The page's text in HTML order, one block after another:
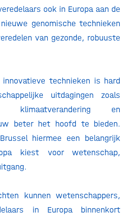
ook in Europa aan de
genomische technieken
van gezonde, robuuste
technieken is hard
uitdagingen zoals
klimaatverandering en
beter het hoofd te bieden.
hiermee een belangrijk
kiest voor wetenschap,
kunnen wetenschappers,
in Europa binnenkort